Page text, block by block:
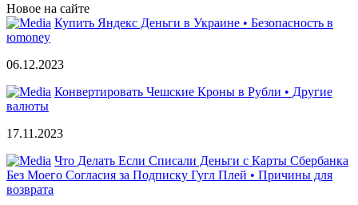
Новое на сайте
Купить Яндекс Деньги в Украине • Безопасность в
юmoney
06.12.2023
Конвертировать Чешские Кроны в Рубли • Другие
валюты
17.11.2023
Что Делать Если Списали Деньги с Карты Сбербанка
Без Моего Согласия за Подписку Гугл Плей • Причины для
возврата